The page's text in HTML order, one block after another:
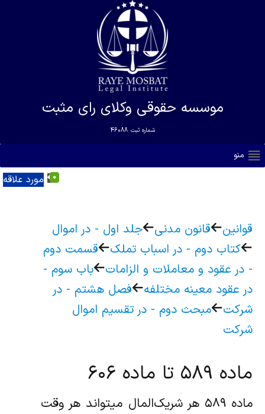
موسسه حقوقی وکلای رای مثبت
شماره ثبت 46088
منو
مورد علاقه 0
قوانین قانون مدنی
جلد اول - در اموال
کتاب دوم - در اسباب تملک
قسمت دوم
- در عقود و معاملات و الزامات‌
باب سوم‌ -
در عقود معینه مختلفه
فصل هشتم - در
شرکت
مبحث دوم - در تقسیم اموال
شرکت
ماده ۵۸۹ تا ماده ۶۰۶
ماده ۵۸۹ هر شریک‌المال میتواند هر وقت